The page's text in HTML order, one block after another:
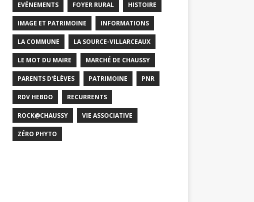
EVÉNEMENTS FOYER RURAL HISTOIRE
IMAGE ET PATRIMOINE INFORMATIONS
LA COMMUNE LA SOURCE-VILLARCEAUX
LE MOT DU MAIRE MARCHÉ DE CHAUSSY
PARENTS D'ÉLÈVES PATRIMOINE PNR
RDV HEBDO RECURRENTS
ROCK@CHAUSSY VIE ASSOCIATIVE
ZÉRO PHYTO